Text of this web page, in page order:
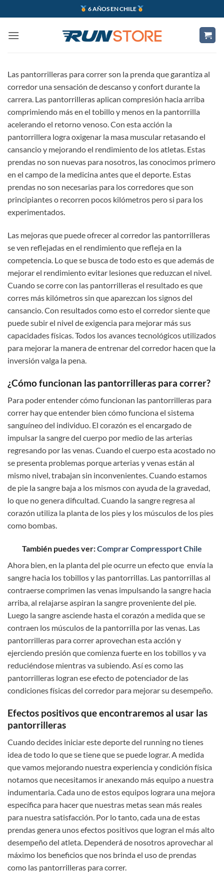
al
contenido
6 AÑOS EN CHILE
Las pantorrilleras para correr son la prenda que garantiza al
corredor una sensación de descanso y confort durante la
carrera. Las pantorrilleras aplican compresión hacia arriba
comprimiendo más en el tobillo y menos en la pantorrilla
acelerando el retorno venoso. Con esta acción la
pantorrillera logra oxigenar la masa muscular retasando el
cansancio y mejorando el rendimiento de los atletas. Estas
prendas no son nuevas para nosotros, las conocimos primero
en el campo de la medicina antes que el deporte. Estas
prendas no son necesarias para los corredores que son
principiantes o recorren pocos kilómetros pero si para los
experimentados.
Las mejoras que puede ofrecer al corredor las pantorrilleras
se ven reflejadas en el rendimiento que refleja en la
competencia. Lo que se busca de todo esto es que además de
mejorar el rendimiento evitar lesiones que reduzcan el nivel.
Cuando se corre con las pantorrilleras el resultado es que
corres más kilómetros sin que aparezcan los signos del
cansancio. Con resultados como esto el corredor siente que
puede subir el nivel de exigencia para mejorar más sus
capacidades físicas. Todos los avances tecnológicos utilizados
para mejorar la manera de entrenar del corredor hacen que la
inversión valga la pena.
¿Cómo funcionan las pantorrilleras para correr?
Para poder entender cómo funcionan las pantorrilleras para
correr hay que entender bien cómo funciona el sistema
sanguíneo del individuo. El corazón es el encargado de
impulsar la sangre del cuerpo por medio de las arterias
regresando por las venas. Cuando el cuerpo esta acostado no
se presenta problemas porque arterias y venas están al
mismo nivel, trabajan sin inconvenientes. Cuando estamos
de pie la sangre baja a los mismos con ayuda de la gravedad,
lo que no genera dificultad. Cuando la sangre regresa al
corazón utiliza la planta de los pies y los músculos de los pies
como bombas.
También puedes ver:Comprar Compressport Chile
Ahora bien, en la planta del pie ocurre un efecto que envía la
sangre hacia los tobillos y las pantorrillas. Las pantorrillas al
contraerse comprimen las venas impulsando la sangre hacia
arriba, al relajarse aspiran la sangre proveniente del pie.
Luego la sangre asciende hasta el corazón a medida que se
contraen los músculos de la pantorrilla por las venas. Las
pantorrilleras para correr aprovechan esta acción y
ejerciendo presión que comienza fuerte en los tobillos y va
reduciéndose mientras va subiendo. Así es como las
pantorrilleras logran ese efecto de potenciador de las
condiciones físicas del corredor para mejorar su desempeño.
Efectos positivos que encontraremos al usar las
pantorrilleras
Cuando decides iniciar este deporte del running no tienes
idea de todo lo que se tiene que se puede lograr. A medida
que vamos mejorando nuestra experiencia y condición física
notamos que necesitamos ir anexando más equipo a nuestra
indumentaria. Cada uno de estos equipos lograra una mejora
específica para hacer que nuestras metas sean más reales
para nuestra satisfacción. Por lo tanto, cada una de estas
prendas genera unos efectos positivos que logran el más alto
desempeño del atleta. Dependerá de nosotros aprovechar al
máximo los beneficios que nos brinda el uso de prendas
como las pantorrilleras para correr.